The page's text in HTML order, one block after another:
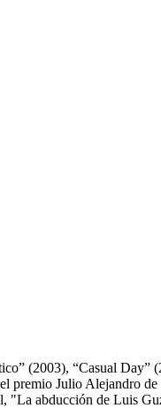
(2003), “Casual
Julio Alejandro
abducción de Luis